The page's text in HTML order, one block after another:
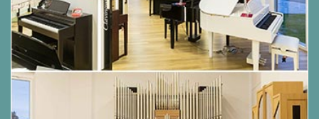
Passagen sorgen.
Darüber hinaus verfügt das CN201 über die "Ivory
Touch" Tastenoberfläche von Kawai. Sie
unterstützen das Spielen, indem sie die
Feuchtigkeit der Finger absorbieren. Darüber
hinaus ist die Tastatur des CN201 mit einer
Druckpunktsimulation ausgestattet, die eine